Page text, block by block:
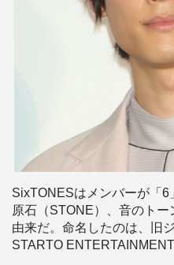
SixTONESはメンバーが「
原石（STONE）、音のト
由来だ。命名したのは、旧
STARTO